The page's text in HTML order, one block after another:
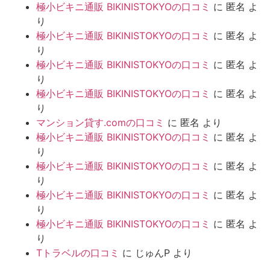
極小ビキニ通販 BIKINISTOKYOの口コミ に 匿名 よ
り
極小ビキニ通販 BIKINISTOKYOの口コミ に 匿名 よ
り
極小ビキニ通販 BIKINISTOKYOの口コミ に 匿名 よ
り
極小ビキニ通販 BIKINISTOKYOの口コミ に 匿名 よ
り
マンション貸す.comの口コミ に 匿名 より
極小ビキニ通販 BIKINISTOKYOの口コミ に 匿名 よ
り
極小ビキニ通販 BIKINISTOKYOの口コミ に 匿名 よ
り
極小ビキニ通販 BIKINISTOKYOの口コミ に 匿名 よ
り
極小ビキニ通販 BIKINISTOKYOの口コミ に 匿名 よ
り
Tトラベルの口コミ に じゅんP より